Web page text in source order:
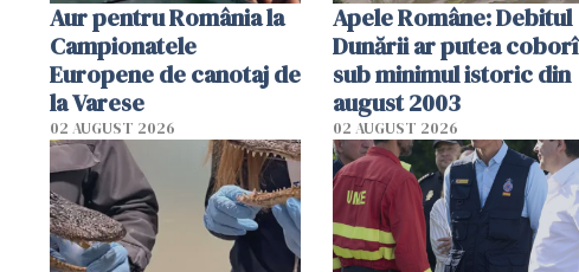
Aur pentru România la
Campionatele
Europene de canotaj de
la Varese
02 AUGUST 2026
Apele Române: Debitul
Dunării ar putea coborî
sub minimul istoric din
august 2003
02 AUGUST 2026